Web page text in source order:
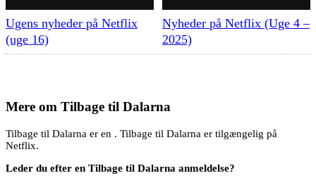
Ugens nyheder på Netflix
(uge 16)
Nyheder på Netflix (Uge 4 –
2025)
Mere om Tilbage til Dalarna
Tilbage til Dalarna er en . Tilbage til Dalarna er tilgængelig på
Netflix.
Leder du efter en Tilbage til Dalarna anmeldelse?